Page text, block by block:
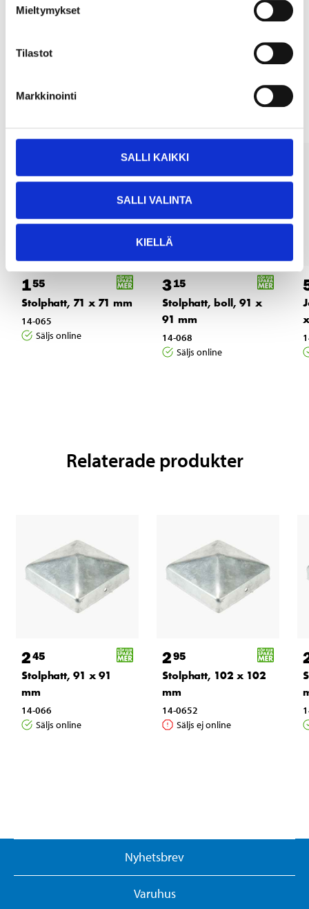
Mieltymykset
Tilastot
Markkinointi
SALLI KAIKKI
SALLI VALINTA
KIELLÄ
Köp & Hämta i ditt varuhus inom 2 timmar!
Andra kunder köpte också
155
Stolphatt, 71 x 71 mm
14-065
Säljs online
315
Stolphatt, boll, 91 x
91 mm
14-068
Säljs online
Relaterade produkter
245
Stolphatt, 91 x 91
mm
14-066
Säljs online
295
Stolphatt, 102 x 102
mm
14-0652
Säljs ej online
Nyhetsbrev
Varuhus